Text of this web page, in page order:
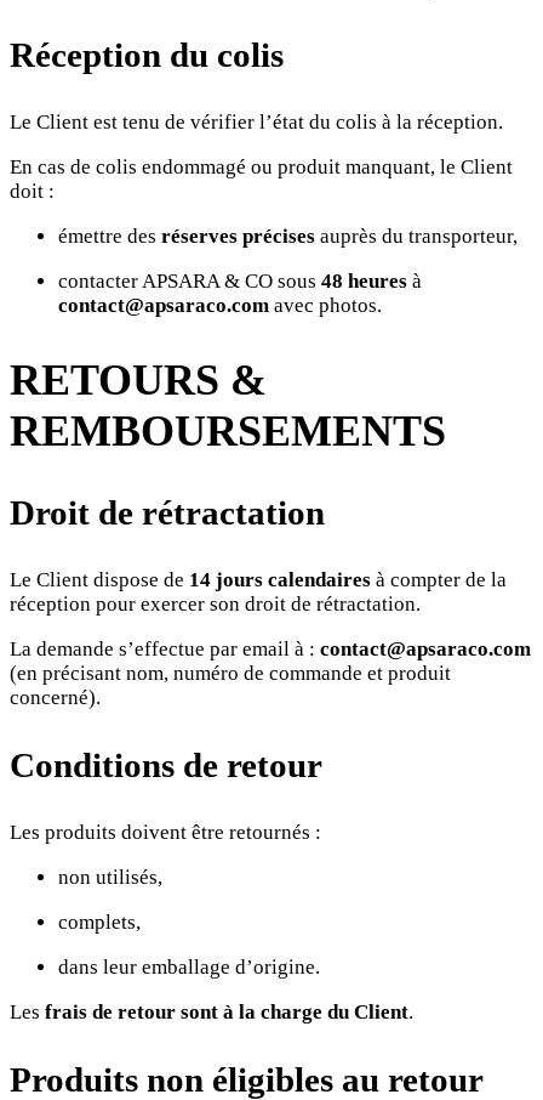
Réception du colis
Le Client est tenu de vérifier l’état du colis à la réception.
En cas de colis endommagé ou produit manquant, le Client
doit :
émettre des réserves précises auprès du transporteur,
contacter APSARA & CO sous 48 heures à
contact@apsaraco.com avec photos.
RETOURS &
REMBOURSEMENTS
Droit de rétractation
Le Client dispose de 14 jours calendaires à compter de la
réception pour exercer son droit de rétractation.
La demande s’effectue par email à : contact@apsaraco.com
(en précisant nom, numéro de commande et produit
concerné).
Conditions de retour
Les produits doivent être retournés :
non utilisés,
complets,
dans leur emballage d’origine.
Les frais de retour sont à la charge du Client.
Produits non éligibles au retour